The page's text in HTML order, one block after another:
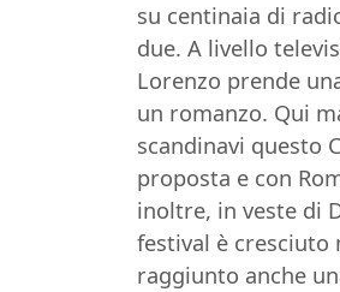
su centinaia di
due. A livello
Lorenzo prende
un romanzo. Qui
scandinavi questo
proposta e con
inoltre, in veste di
festival è cresciuto
raggiunto anche